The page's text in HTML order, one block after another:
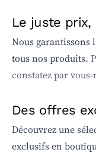
Le juste prix,
Nous garantissons
tous nos produits.
constatez par vous-
Des offres
Découvrez une
exclusifs en